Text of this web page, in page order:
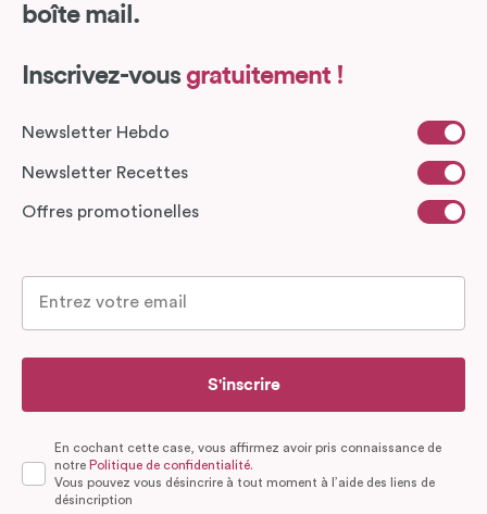
boîte mail.
Inscrivez-vous gratuitement !
Newsletter Hebdo
Newsletter Recettes
Offres promotionelles
S'inscrire
En cochant cette case, vous affirmez avoir pris connaissance de
notre Politique de confidentialité.
Vous pouvez vous désincrire à tout moment à l’aide des liens de
désincription